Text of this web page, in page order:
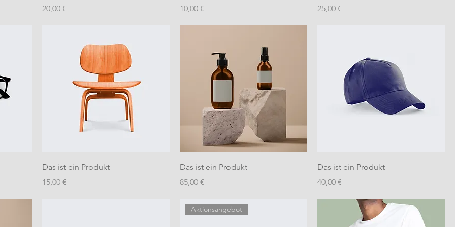
Preis
20,00 €
Preis
10,00 €
Preis
25,00 €
Das ist ein Produkt
Preis
15,00 €
Das ist ein Produkt
Preis
85,00 €
Das ist ein Produkt
Preis
40,00 €
Aktionsangebot